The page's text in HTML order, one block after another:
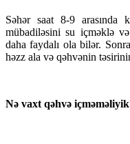
Səhər saat 8-9 arasında
mübadiləsini su içməklə
daha faydalı ola bilər.
həzz ala və qəhvənin
Nə vaxt qəhvə